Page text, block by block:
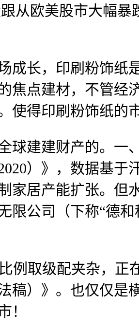
从欧美股市大幅
长，印刷粉饰纸
焦点建材，不管经
得印刷粉饰纸的
建建财产的。一
）》，数据基于
家居产能扩张。但
限公司（下称“德
取级配夹杂，正
稿）》。也仅仅是
！